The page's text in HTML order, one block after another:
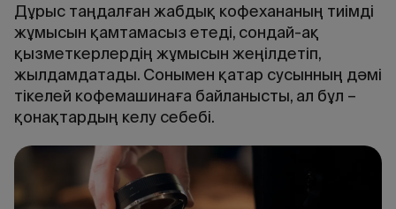
Дұрыс таңдалған жабдық кофехананың тиімді
жұмысын қамтамасыз етеді, сондай-ақ
қызметкерлердің жұмысын жеңілдетіп,
жылдамдатады. Сонымен қатар сусынның дәмі
тікелей кофемашинаға байланысты, ал бұл –
қонақтардың келу себебі.